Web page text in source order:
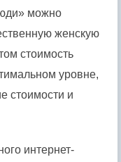
можно
женскую
стоимость
уровне,
стоимости и
интернет-